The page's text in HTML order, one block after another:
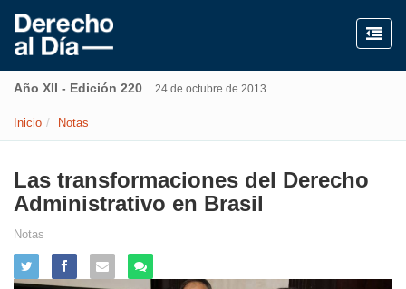
Año XII - Edición 220 24 de octubre de 2013
Inicio Notas
Las transformaciones del Derecho
Administrativo en Brasil
Notas